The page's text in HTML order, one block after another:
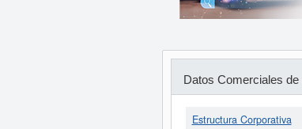
Datos Comerciales de
Estructura Corporativa